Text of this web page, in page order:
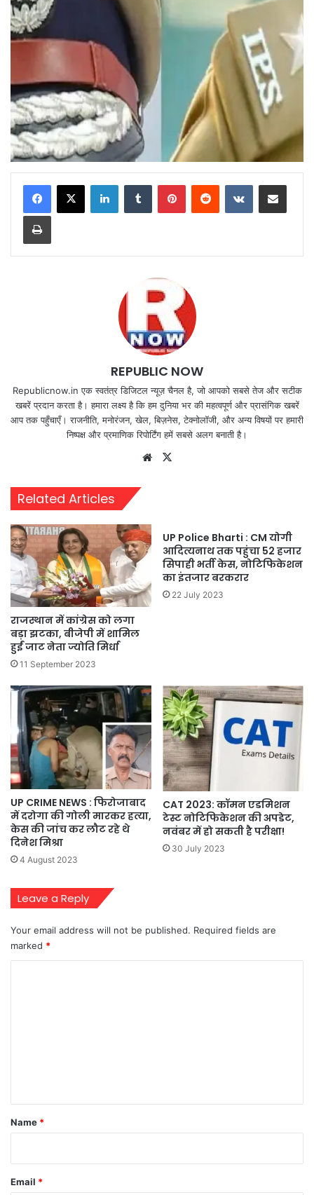
LinkedInTumblr PinterestReddit VKontakteShare via Email
Print
REPUBLIC NOW
Republicnow.in एक स्वतंत्र डिजिटल न्यूज़ चैनल है, जो आपको सबसे तेज और सटीक
खबरें प्रदान करता है। हमारा लक्ष्य है कि हम दुनिया भर की महत्वपूर्ण और प्रासंगिक खबरें
आप तक पहुँचाएँ। राजनीति, मनोरंजन, खेल, बिज़नेस, टेक्नोलॉजी, और अन्य विषयों पर हमारी
निष्पक्ष और प्रमाणिक रिपोर्टिंग हमें सबसे अलग बनाती है।
Website
Related Articles
राजस्थान में कांग्रेस को लगा
बड़ा झटका, बीजेपी में शामिल
हुईं जाट नेता ज्योति मिर्धा
11 September 2023
UP Police Bharti : CM योगी
आदित्यनाथ तक पहुंचा 52 हजार
सिपाही भर्ती केस, नोटिफिकेशन
का इंतजार बरकरार
22 July 2023
UP CRIME NEWS : फिरोजाबाद
में दरोगा की गोली मारकर हत्या,
केस की जांच कर लौट रहे थे
दिनेश मिश्रा
4 August 2023
CAT 2023: कॉमन एडमिशन
टेस्ट नोटिफिकेशन की अपडेट,
नवंबर में हो सकती है परीक्षा!
30 July 2023
Leave a Reply
Your email address will not be published. Required fields are
marked *
*
Name *
Email *